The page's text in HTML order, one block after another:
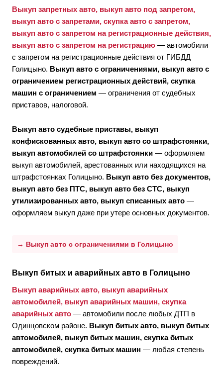
Выкуп запретных авто, выкуп авто под запретом,
выкуп авто с запретами, скупка авто с запретом,
выкуп авто с запретом на регистрационные действия,
выкуп авто с запретом на регистрацию — автомобили
с запретом на регистрационные действия от ГИБДД
Голицыно. Выкуп авто с ограничениями, выкуп авто с
ограничением регистрационных действий, скупка
машин с ограничением — ограничения от судебных
приставов, налоговой.
Выкуп авто судебные приставы, выкуп
конфискованных авто, выкуп авто со штрафстоянки,
выкуп автомобилей со штрафстоянки — оформляем
выкуп автомобилей, арестованных или находящихся на
штрафстоянках Голицыно. Выкуп авто без документов,
выкуп авто без ПТС, выкуп авто без СТС, выкуп
утилизированных авто, выкуп списанных авто —
оформляем выкуп даже при утере основных документов.
→ Выкуп авто с ограничениями в Голицыно
Выкуп битых и аварийных авто в Голицыно
Выкуп аварийных авто, выкуп аварийных
автомобилей, выкуп аварийных машин, скупка
аварийных авто — автомобили после любых ДТП в
Одинцовском районе. Выкуп битых авто, выкуп битых
автомобилей, выкуп битых машин, скупка битых
автомобилей, скупка битых машин — любая степень
повреждений.